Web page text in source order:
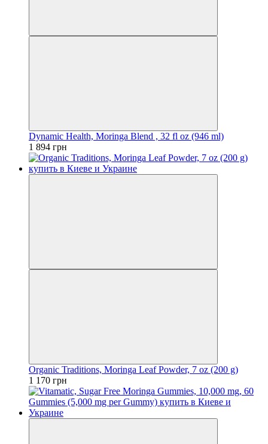
Dynamic Health, Moringa Blend , 32 fl oz (946 ml)
1 894 грн
Organic Traditions, Moringa Leaf Powder, 7 oz (200 g)
1 170 грн